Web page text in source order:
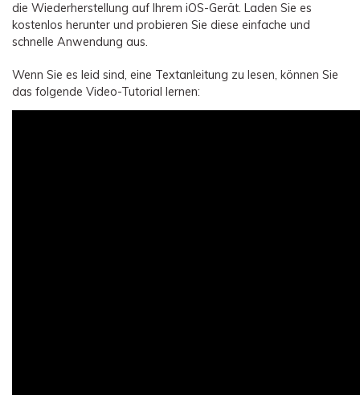
die Wiederherstellung auf Ihrem iOS-Gerät. Laden Sie es
kostenlos herunter und probieren Sie diese einfache und
schnelle Anwendung aus.
Wenn Sie es leid sind, eine Textanleitung zu lesen, können Sie
das folgende Video-Tutorial lernen: